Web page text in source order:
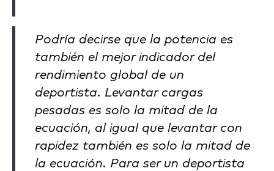
Podría decirse que la potencia es
también el mejor indicador del
rendimiento global de un
deportista. Levantar cargas
pesadas es solo la mitad de la
ecuación, al igual que levantar con
rapidez también es solo la mitad de
la ecuación. Para ser un deportista